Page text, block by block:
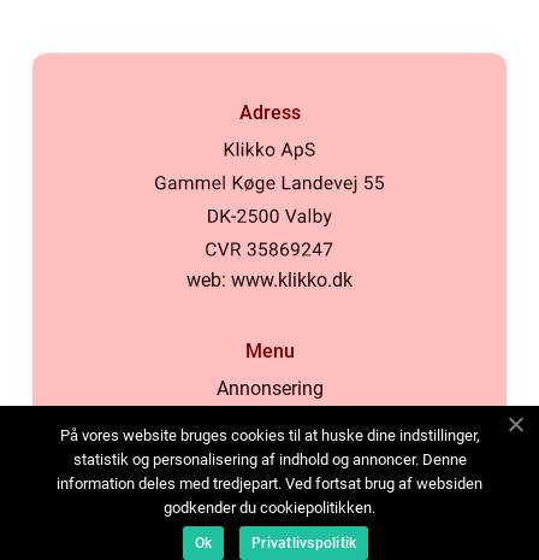
Adress
web: www.klikko.dk
Menu
Annonsering
Cookies
Kontakta oss
Sitemap
På vores website bruges cookies til at huske dine indstillinger,
statistik og personalisering af indhold og annoncer. Denne
information deles med tredjepart. Ved fortsat brug af websiden
godkender du cookiepolitikken.
Ok Privatlivspolitik